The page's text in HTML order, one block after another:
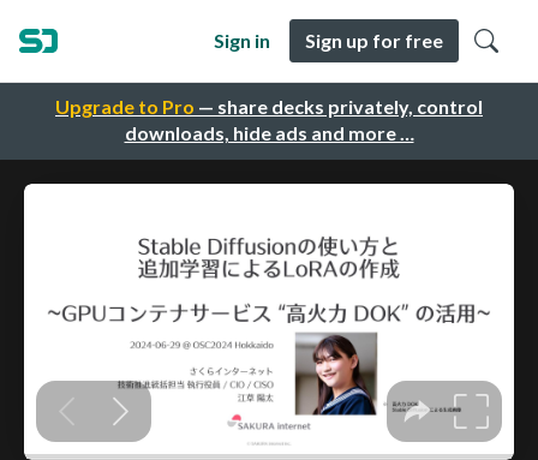
Upgrade to Pro — share decks privately, control
downloads, hide ads and more …
Sign in Sign up for free